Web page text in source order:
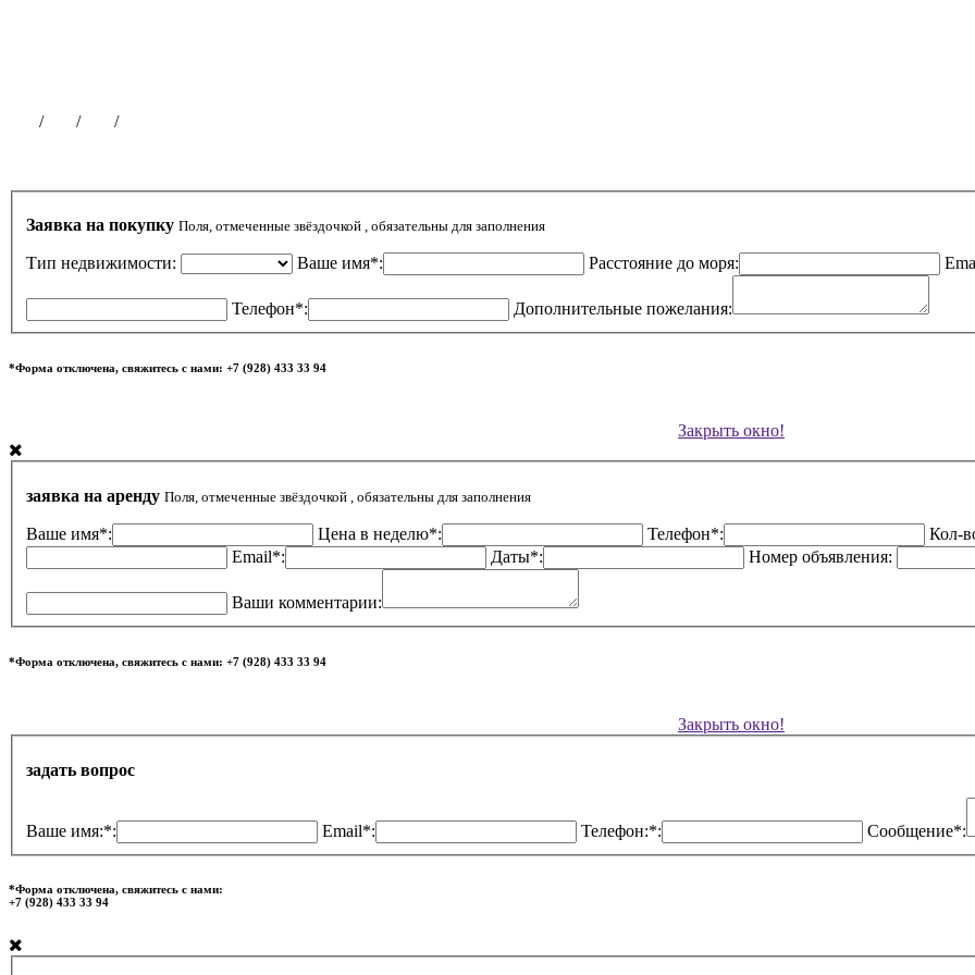
/ / /
Заявка на покупку Поля, отмеченные звёздочкой , обязательны для заполнения
Тип недвижимости: Ваше имя*: Расстояние до моря:
Телефон*: Дополнительные пожелания:
*Форма отключена, свяжитесь с нами: +7 (928) 433 33 94
Закрыть окно!
заявка на аренду Поля, отмеченные звёздочкой , обязательны для заполнения
Ваше имя*: Цена в неделю*: Телефон*: Кол-
Email*:
Даты*: Номер объявления:
Ваши комментарии:
*Форма отключена, свяжитесь с нами: +7 (928) 433 33 94
Закрыть окно!
задать вопрос
Ваше имя:*: Email*: Телефон:*: Сообщение*:
*Форма отключена, свяжитесь с нами:
+7 (928) 433 33 94